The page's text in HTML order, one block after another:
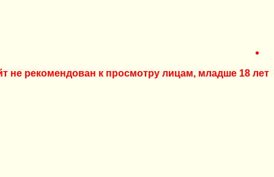
не рекомендован к просмотру лицам, младше 18 лет